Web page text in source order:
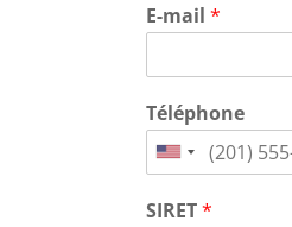
E-mail *
Téléphone
SIRET*